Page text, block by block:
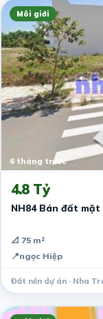
Môi giới
6 tháng trước
4.8 Tỷ
NH84 Bán đất mặt
📐 75 m²
📍ngọc Hiệp
Đất nền dự án · Nha